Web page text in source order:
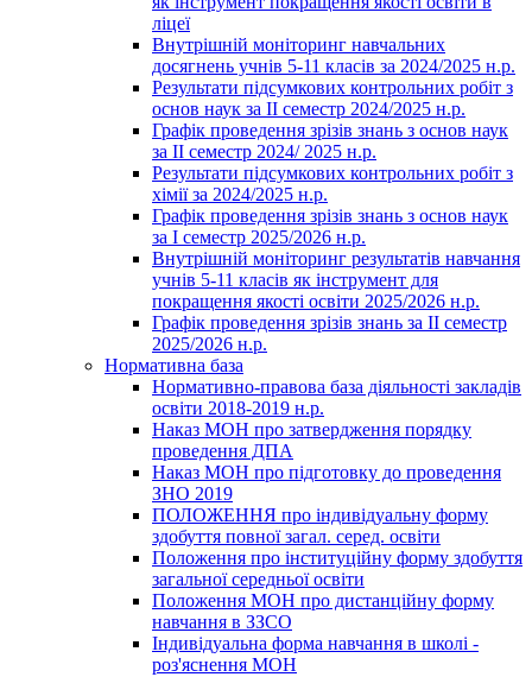
ліцеї
Внутрішній моніторинг навчальних
досягнень учнів 5-11 класів за 2024/2025 н.р.
Результати підсумкових контрольних робіт з
основ наук за ІІ семестр 2024/2025 н.р.
Графік проведення зрізів знань з основ наук
за ІІ семестр 2024/ 2025 н.р.
Результати підсумкових контрольних робіт з
хімії за 2024/2025 н.р.
Графік проведення зрізів знань з основ наук
за І семестр 2025/2026 н.р.
Внутрішній моніторинг результатів навчання
учнів 5-11 класів як інструмент для
покращення якості освіти 2025/2026 н.р.
Графік проведення зрізів знань за ІІ семестр
2025/2026 н.р.
Нормативна база
Нормативно-правова база діяльності закладів
освіти 2018-2019 н.р.
Наказ МОН про затвердження порядку
проведення ДПА
Наказ МОН про підготовку до проведення
ЗНО 2019
ПОЛОЖЕННЯ про індивідуальну форму
здобуття повної загал. серед. освіти
Положення про інституційну форму здобуття
загальної середньої освіти
Положення МОН про дистанційну форму
навчання в ЗЗСО
Індивідуальна форма навчання в школі -
роз'яснення МОН